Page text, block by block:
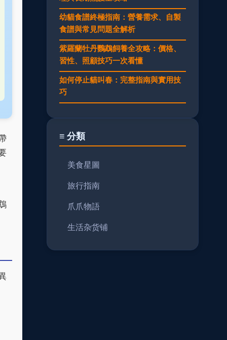
幼貓食譜終極指南：營養需求、自製
食譜與常見問題全解析
紫羅蘭牡丹鸚鵡飼養全攻略：價格、
習性、照顧技巧一次看懂
如何停止貓叫春：完整指南與實用技
巧
≡ 分類
美食星圖
旅行指南
爪爪物語
生活杂货铺